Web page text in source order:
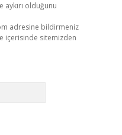
aykırı olduğunu
adresine bildirmeniz
içerisinde sitemizden